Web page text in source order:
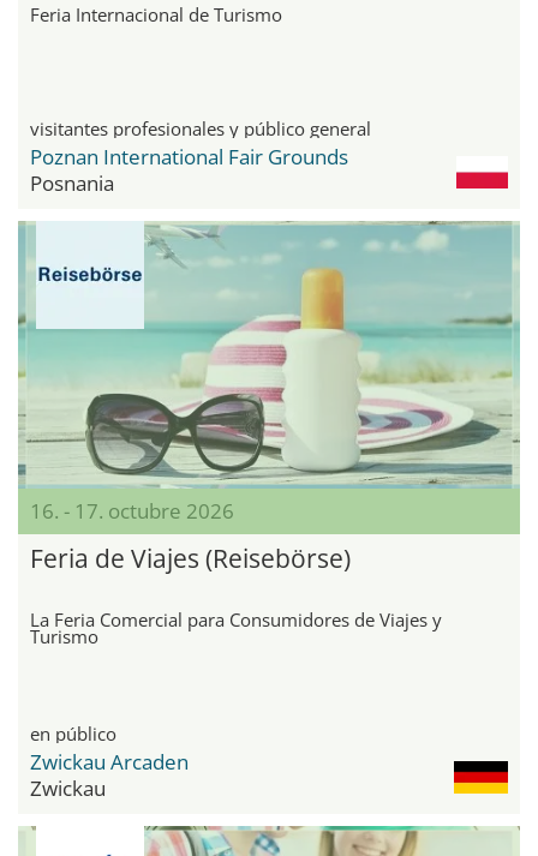
Feria Internacional de Turismo
visitantes profesionales y público general
Poznan International Fair Grounds
Posnania
16. - 17. octubre 2026
Feria de Viajes (Reisebörse)
La Feria Comercial para Consumidores de Viajes y
Turismo
en público
Zwickau Arcaden
Zwickau